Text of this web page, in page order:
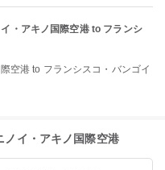
・アキノ国際空港 to フランシ
イ・アキノ国際空港